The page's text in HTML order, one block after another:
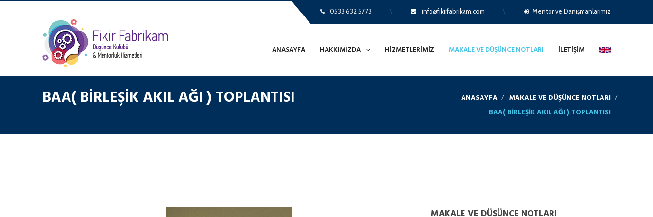
0533 632 5773 info@fikirfabrikam.com Mentor ve Danışmanlarımız
ANASAYFA HAKKIMIZDA HIZMETLERIMIZ MAKALE VE DÜŞÜNCE NOTLARI İLETIŞIM
BAA( BIRLEŞIK AKIL AĞI ) TOPLANTISI ANASAYFA
MAKALE VE DÜŞÜNCE NOTLARI
BAA( BIRLEŞIK AKIL AĞI ) TOPLANTISI
MAKALE VE DÜŞÜNCE NOTLARI